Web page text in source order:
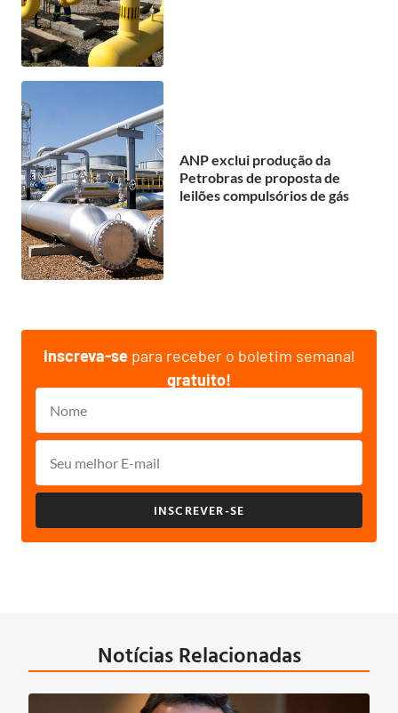
ANP exclui produção da
Petrobras de proposta de
leilões compulsórios de gás
Inscreva-se para receber o boletim semanal
gratuito!
INSCREVER-SE
Notícias Relacionadas